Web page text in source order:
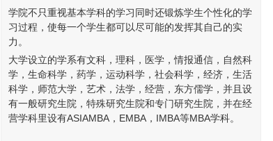
学院不只重视基本学科的学习同时还锻炼学生个性化的学
习过程，使每一个学生都可以尽可能的发挥其自己的实
力。
大学设立的学系有文科，理科，医学，情报通信，自然科
学，生命科学，药学，运动科学，社会科学，经济，生活
科学，师范大学，艺术，法学，经营，东方儒学，并且设
有一般研究生院，特殊研究生院和专门研究生院，并在经
营学科里设有ASIAMBA，EMBA，IMBA等MBA学科。